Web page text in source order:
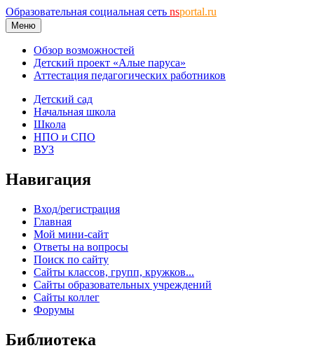
Образовательная социальная сеть nsportal.ru
Меню
Обзор возможностей
Детский проект «Алые паруса»
Аттестация педагогических работников
Детский сад
Начальная школа
Школа
НПО и СПО
ВУЗ
Навигация
Вход/регистрация
Главная
Мой мини-сайт
Ответы на вопросы
Поиск по сайту
Сайты классов, групп, кружков...
Сайты образовательных учреждений
Сайты коллег
Форумы
Библиотека